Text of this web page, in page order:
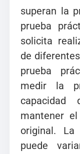
superan la
prueba
solicita
de
prueba
medir la
capacidad
mantener
original.
puede